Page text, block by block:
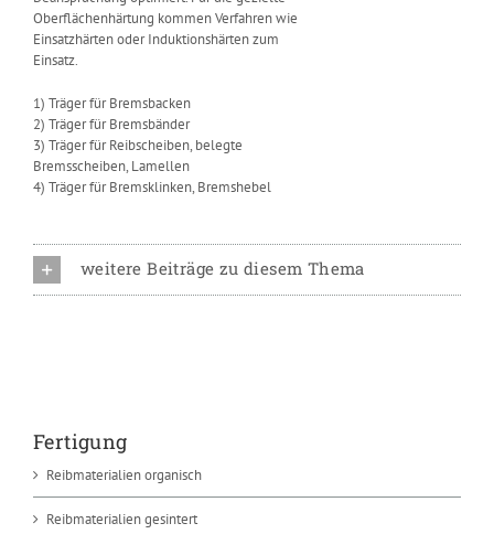
Oberflächenhärtung kommen Verfahren wie
Einsatzhärten oder Induktionshärten zum
Einsatz.
1) Träger für Bremsbacken
2) Träger für Bremsbänder
3) Träger für Reibscheiben, belegte
Bremsscheiben, Lamellen
4) Träger für Bremsklinken, Bremshebel
weitere Beiträge zu diesem Thema
Fertigung
Reibmaterialien organisch
Reibmaterialien gesintert